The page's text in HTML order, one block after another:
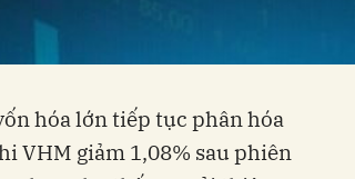
hóa lớn tiếp tục phân hóa
VHM giảm 1,08% sau phiên